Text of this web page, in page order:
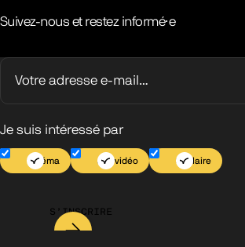
Suivez-nous et restez informé·e
Je suis intéressé par
Cinéma Jeu vidéo Scolaire
S’INSCRIRE